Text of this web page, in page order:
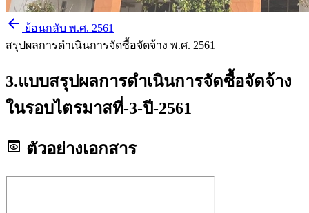
arrow_back ย้อนกลับ พ.ศ. 2561
สรุปผลการดำเนินการจัดซื้อจัดจ้าง พ.ศ. 2561
3.แบบสรุปผลการดำเนินการจัดซื้อจัดจ้าง
ในรอบไตรมาสที่-3-ปี-2561
preview ตัวอย่างเอกสาร